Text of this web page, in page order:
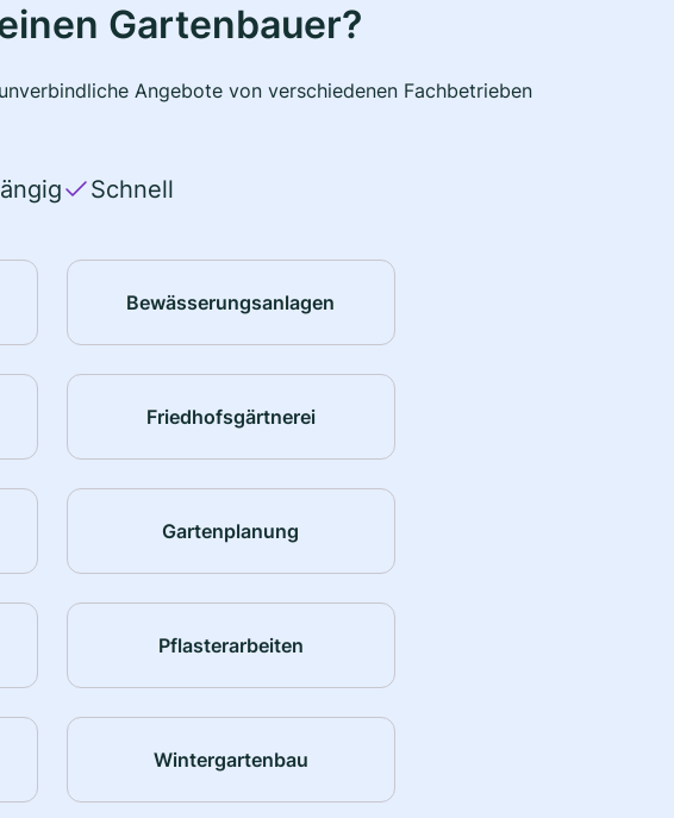
Gartenbauer?
Angebote von verschiedenen Fachbetrieben
Schnell
Bewässerungsanlagen
Friedhofsgärtnerei
Gartenplanung
Pflasterarbeiten
Wintergartenbau